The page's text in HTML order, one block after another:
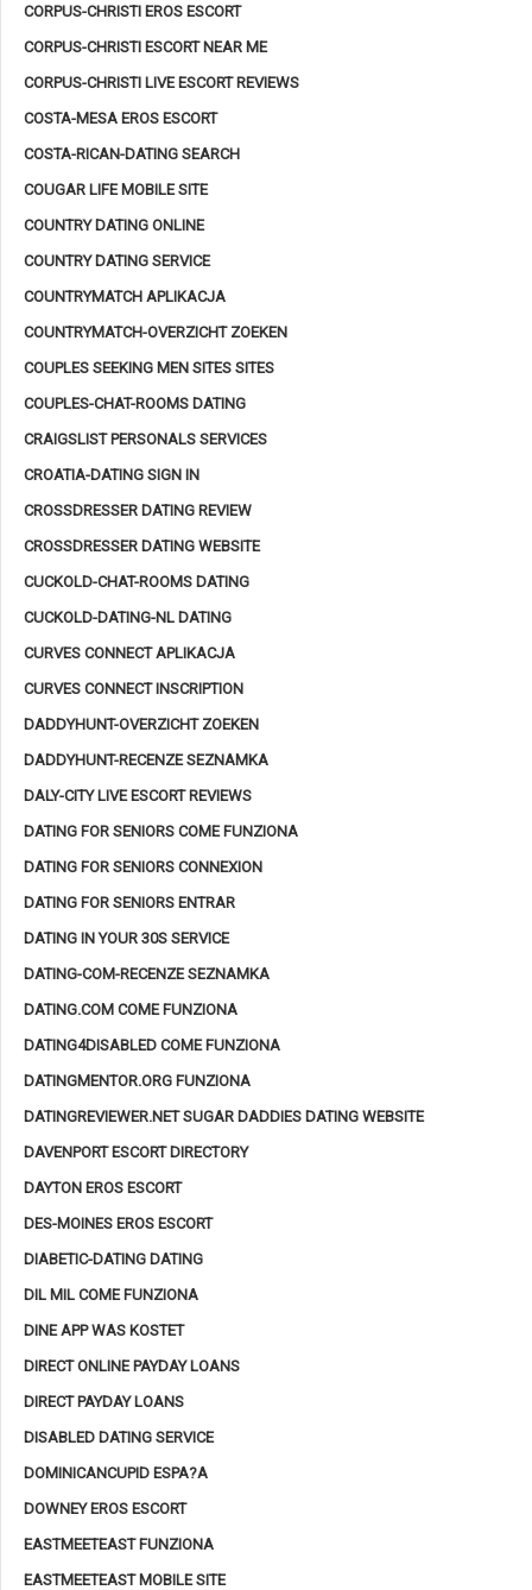
CORPUS-CHRISTI EROS ESCORT
CORPUS-CHRISTI ESCORT NEAR ME
CORPUS-CHRISTI LIVE ESCORT REVIEWS
COSTA-MESA EROS ESCORT
COSTA-RICAN-DATING SEARCH
COUGAR LIFE MOBILE SITE
COUNTRY DATING ONLINE
COUNTRY DATING SERVICE
COUNTRYMATCH APLIKACJA
COUNTRYMATCH-OVERZICHT ZOEKEN
COUPLES SEEKING MEN SITES SITES
COUPLES-CHAT-ROOMS DATING
CRAIGSLIST PERSONALS SERVICES
CROATIA-DATING SIGN IN
CROSSDRESSER DATING REVIEW
CROSSDRESSER DATING WEBSITE
CUCKOLD-CHAT-ROOMS DATING
CUCKOLD-DATING-NL DATING
CURVES CONNECT APLIKACJA
CURVES CONNECT INSCRIPTION
DADDYHUNT-OVERZICHT ZOEKEN
DADDYHUNT-RECENZE SEZNAMKA
DALY-CITY LIVE ESCORT REVIEWS
DATING FOR SENIORS COME FUNZIONA
DATING FOR SENIORS CONNEXION
DATING FOR SENIORS ENTRAR
DATING IN YOUR 30S SERVICE
DATING-COM-RECENZE SEZNAMKA
DATING.COM COME FUNZIONA
DATING4DISABLED COME FUNZIONA
DATINGMENTOR.ORG FUNZIONA
DATINGREVIEWER.NET SUGAR DADDIES DATING WEBSITE
DAVENPORT ESCORT DIRECTORY
DAYTON EROS ESCORT
DES-MOINES EROS ESCORT
DIABETIC-DATING DATING
DIL MIL COME FUNZIONA
DINE APP WAS KOSTET
DIRECT ONLINE PAYDAY LOANS
DIRECT PAYDAY LOANS
DISABLED DATING SERVICE
DOMINICANCUPID ESPA?A
DOWNEY EROS ESCORT
EASTMEETEAST FUNZIONA
EASTMEETEAST MOBILE SITE